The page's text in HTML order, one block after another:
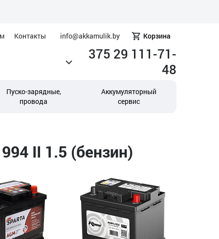
Контакты info@akkamulik.by Корзина
375 29 111-71-
48
Пуско-зарядные,
провода
Аккумуляторный
сервис
II 1.5 (бензин)